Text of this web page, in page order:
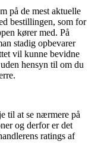
på de mest aktuelle
bestillingen, som for
kører med. På
stadig opbevarer
vil kunne bevidne
hensyn til om du
til at se nærmere på
og derfor er det
ratings af